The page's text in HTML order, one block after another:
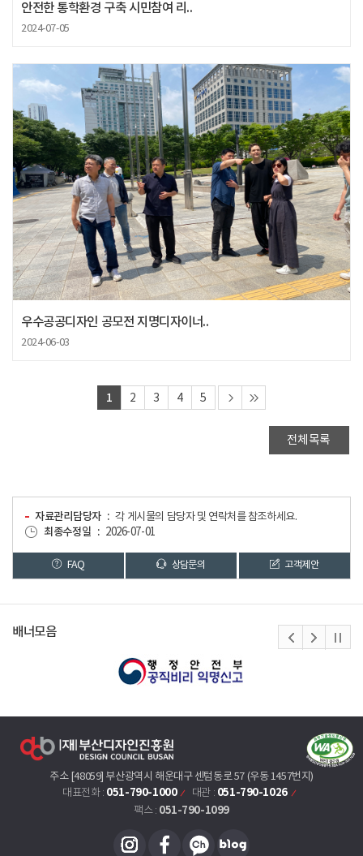
안전한 통학환경 구축 시민참여 리..
2024-07-05
우수공공디자인 공모전 지명디자이너..
2024-06-03
1 2 3 4 5
전체목록
자료관리담당자
각 게시물의 담당자 및 연락처를 참조하세요.
최종수정일
2026-07-01
FAQ 상담문의 고객제안
배너모음
주소 [48059] 부산광역시 해운대구 센텀동로 57 (우동 1457번지)
대표전화 : 051-790-1000 대관 : 051-790-1026
팩스 : 051-790-1099